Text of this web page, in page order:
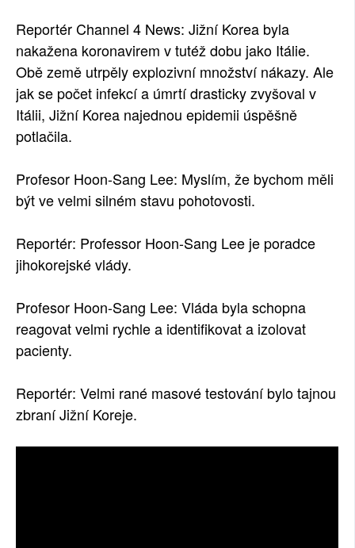
RUBRIKY
PLNÁ VERZE STRÁNEK
Reportér Channel 4 News: Jižní Korea byla
nakažena koronavirem v tutéž dobu jako Itálie.
Obě země utrpěly explozivní množství nákazy. Ale
jak se počet infekcí a úmrtí drasticky zvyšoval v
Itálii, Jižní Korea najednou epidemii úspěšně
potlačila.
Profesor Hoon-Sang Lee: Myslím, že bychom měli
být ve velmi silném stavu pohotovosti.
Reportér: Professor Hoon-Sang Lee je poradce
jihokorejské vlády.
Profesor Hoon-Sang Lee: Vláda byla schopna
reagovat velmi rychle a identifikovat a izolovat
pacienty.
Reportér: Velmi rané masové testování bylo tajnou
zbraní Jižní Koreje.